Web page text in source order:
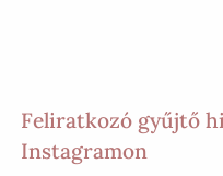
Feliratkozó gyűjtő
Instagramon